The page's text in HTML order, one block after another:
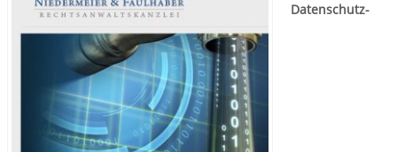
Datenschutz-